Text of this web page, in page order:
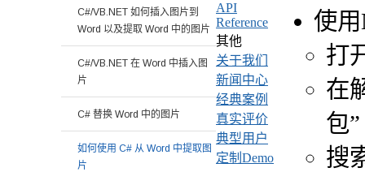
使
打
在
包”
搜
C#/VB.NET 如何插入图片到
Word 以及提取 Word 中的图片
C#/VB.NET 在 Word 中插入图
片
C# 替换 Word 中的图片
如何使用 C# 从 Word 中提取图
片
API
Reference
其他
关于我们
新闻中心
经典案例
真实评价
典型用户
定制Demo